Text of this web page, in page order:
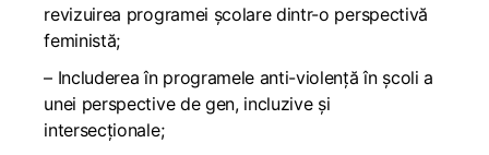
revizuirea programei școlare dintr-o perspectivă
feministă;
– Includerea în programele anti-violență în școli a
unei perspective de gen, incluzive și
intersecționale;